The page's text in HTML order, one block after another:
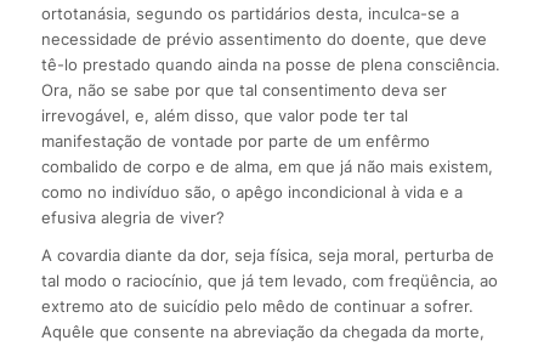
ortotanásia, segundo os partidários desta, inculca-se a
necessidade de prévio assentimento do doente, que deve
tê-lo prestado quando ainda na posse de plena consciência.
Ora, não se sabe por que tal consentimento deva ser
irrevogável, e, além disso, que valor pode ter tal
manifestação de vontade por parte de um enfêrmo
combalido de corpo e de alma, em que já não mais existem,
como no indivíduo são, o apêgo incondicional à vida e a
efusiva alegria de viver?
A covardia diante da dor, seja física, seja moral, perturba de
tal modo o raciocínio, que já tem levado, com freqüência, ao
extremo ato de suicídio pelo mêdo de continuar a sofrer.
Aquêle que consente na abreviação da chegada da morte,